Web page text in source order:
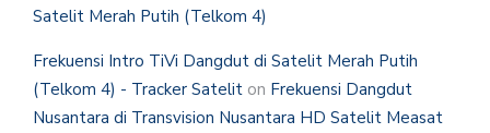
Satelit Merah Putih (Telkom 4)
Frekuensi Intro TiVi Dangdut di Satelit Merah Putih
(Telkom 4) - Tracker Satelit on Frekuensi Dangdut
Nusantara di Transvision Nusantara HD Satelit Measat